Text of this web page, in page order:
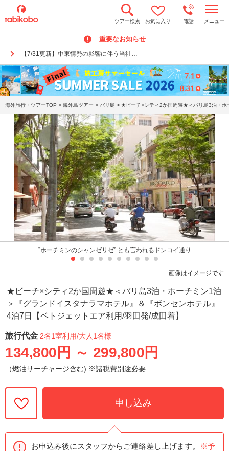
ツアー検索 お気に入り 電話 メニュー
重要なお知らせ
【7/31更新】中東情勢の影響に伴う当社…
o
n
a
v
i
g
a
t
i
o
n
海外旅行・ツアーTOP > 海外島ツアー > バリ島 > ★ビーチ×シティ2か国周遊★＜バリ島3泊・ホ
”ホーチミンのシャンゼリゼ” とも言われるドンコイ通り
画像はイメージです
★ビーチ×シティ2か国周遊★＜バリ島3泊・ホーチミン1泊
＞『グランドイスタナラマホテル』＆『ボンセンホテル』
4泊7日【ベトジェットエア利用/羽田発/成田着】
旅行代金 2名1室利用/大人1名様
134,800円 ～ 299,800円
（燃油サーチャージ含む) ※諸税費別途必要
申し込み
お申込み後にスタッフからご連絡差し上げます。
※予